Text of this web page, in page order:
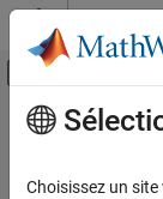
Passer au contenu
Activer/
Accueil de la
Contenu
Sensors
Choisissez un